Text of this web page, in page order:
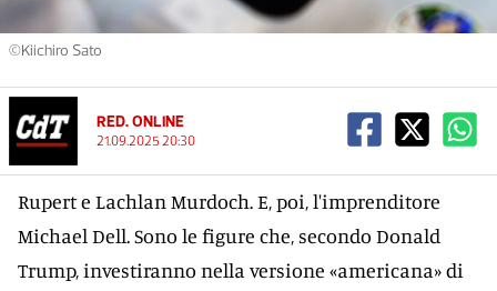
©Kiichiro Sato
RED. ONLINE
21.09.2025 20:30
Rupert e Lachlan Murdoch. E, poi, l'imprenditore
Michael Dell. Sono le figure che, secondo Donald
Trump, investiranno nella versione «americana» di